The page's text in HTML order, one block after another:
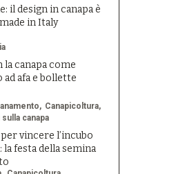
il design in canapa è
in Italy
la canapa come
ad afa e bollette
Canapicoltura
canapa
per vincere l’incubo
la festa della semina